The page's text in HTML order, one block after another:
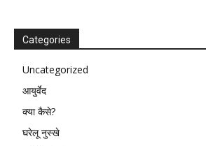
Categories
Uncategorized
आयुर्वेद
क्या कैसे?
घरेलू नुस्खे